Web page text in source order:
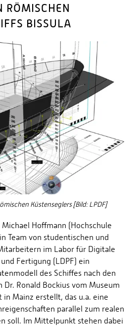
RÖMISCHEN
BISSULA
Küstenseglers [Bild: LPDF]
Hoffmann (Hochschule
Team von studentischen und
im Labor für Digitale
Fertigung (LDPF) ein
des Schiffes nach den
Dr. Ronald Bockius vom Museum
Mainz erstellt, das u.a. eine
parallel zum realen
soll. Im Mittelpunkt stehen dabei